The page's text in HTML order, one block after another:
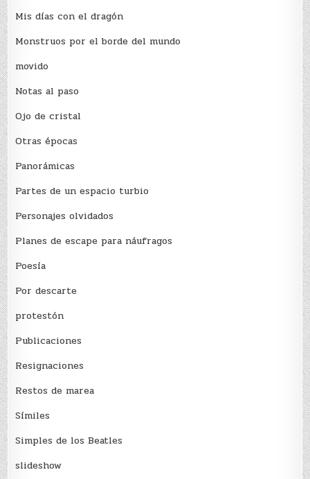
Mis días con el dragón
Monstruos por el borde del mundo
movido
Notas al paso
Ojo de cristal
Otras épocas
Panorámicas
Partes de un espacio turbio
Personajes olvidados
Planes de escape para náufragos
Poesía
Por descarte
protestón
Publicaciones
Resignaciones
Restos de marea
Sí­miles
Simples de los Beatles
slideshow